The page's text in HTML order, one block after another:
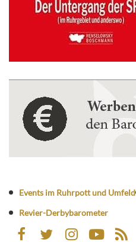
Events im Ruhrpott und Umfeld
Revier-Derbybarometer